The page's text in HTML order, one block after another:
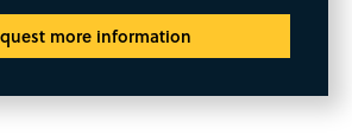
more information